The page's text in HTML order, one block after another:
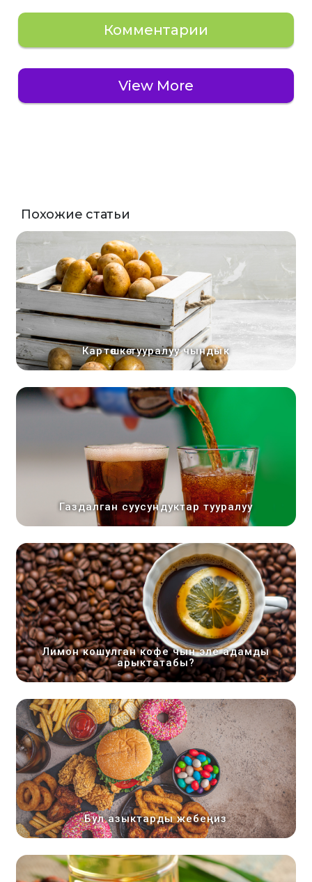
Комментарии
View More
Похожие статьи
Картөшкө тууралуу чындык
Газдалган суусундуктар тууралуу
Лимон кошулган кофе чын эле адамды
арыктатабы?
Бул азыктарды жебеңиз